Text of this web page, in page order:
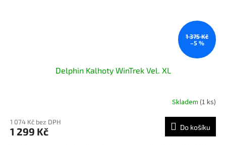
1 375 Kč
–5 %
Delphin Kalhoty WinTrek Vel. XL
Skladem (1 ks)
1 074 Kč bez DPH
1 299 Kč Do košíku